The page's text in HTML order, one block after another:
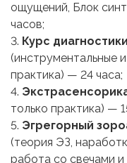
ощущений, Блок
часов;
3. Курс
(инструментальные
практика) — 24 часа;
4.
только практика) —
5. Эгрегорный
(теория ЭЗ,
работа со свечами